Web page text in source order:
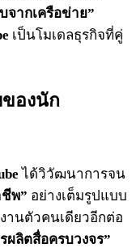
จากเครือข่าย”
เป็นโมเดลธุรกิจที่คู่
องนัก
ได้วิวัฒนาการจน
พ” อย่างเต็มรูปแบบ
านตัวคนเดียวอีกต่อ
ผลิตสื่อครบวงจร”